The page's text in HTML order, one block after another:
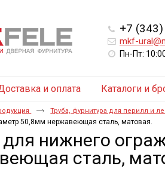
+7
mkf-
Пн-Пт:
и оплата Каталоги и
Труба, фурнитура для перилл и
50,8мм нержавеющая сталь, матовая.
нижнего
сталь,